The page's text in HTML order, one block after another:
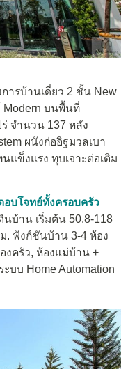
การบ้านเดี่ยว 2 ชั้น New
Modern บนพื้นที่
จำนวน 137 หลัง
ผนังก่ออิฐมวลเบา
แข็งแรง ทุบเจาะต่อเติม
อบโจทย์ทั้งครอบครัว
นบ้าน เริ่มต้น 50.8-118
. ฟังก์ชันบ้าน 3-4 ห้อง
งครัว, ห้องแม่บ้าน +
บบ Home Automation